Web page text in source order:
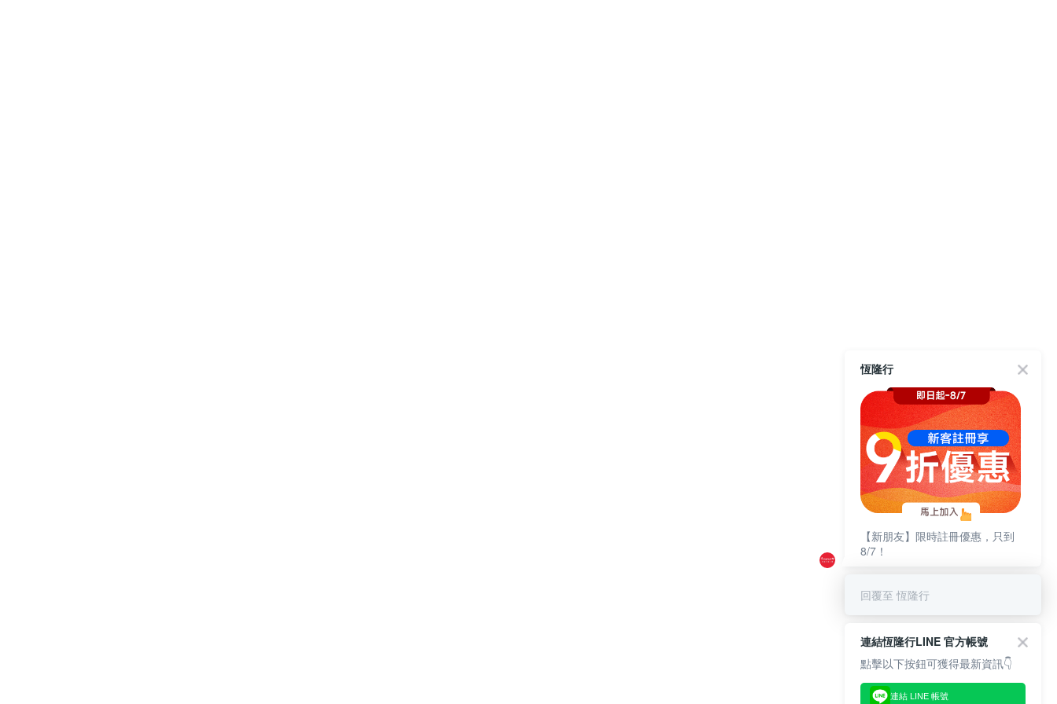
恆隆行
【新朋友】限時註冊優惠，只到
8/7！
回覆至 恆隆行
連結恆隆行LINE 官方帳號
點擊以下按鈕可獲得最新資訊👇
連結 LINE 帳號